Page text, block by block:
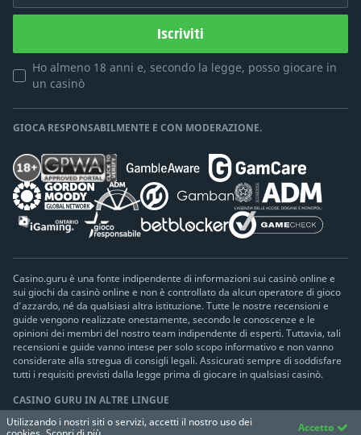
Utilizzando i nostri siti o servizi, accetti il nostro uso dei
Accetto
Iscriviti
Ho almeno 18 anni e, secondo la legge, posso giocare in
un casinò
GIOCA RESPONSABILMENTE E CON MODERAZIONE.
Casino.guru è una fonte indipendente di informazioni sui casinò online e
sui giochi da casinò online e non è controllato da alcun operatore di gioco
d’azzardo, né da qualsiasi altra istituzione. Tutte le nostre recensioni e
guide vengono realizzate onestamente, secondo le conoscenze e le
opinioni dei membri del nostro team indipendente di esperti. Tuttavia, tali
recensioni e guide vanno intese per solo scopo informativo e non vanno
considerate alla stregua di consigli legali. Assicurati sempre di soddisfare
tutti i requisiti previsti dalla legge prima di giocare in qualsiasi casinò.
CASINO GURU IN ALTRE LINGUE
Seleziona lingua